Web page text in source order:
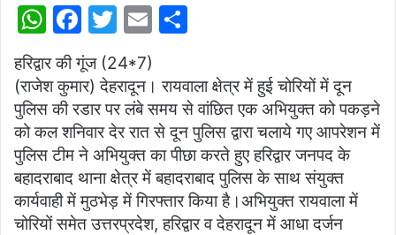
W
at
s
A
p
p
F
a
c
e
b
o
o
k
T
itt
er
E
ai
l
ar
e
हरिद्वार की गूंज (24*7)
(राजेश कुमार) देहरादून। रायवाला क्षेत्र में हुई चोरियों में दून
पुलिस की रडार पर लंबे समय से वांछित एक अभियुक्त को पकड़ने
को कल शनिवार देर रात से दून पुलिस द्वारा चलाये गए आपरेशन में
पुलिस टीम ने अभियुक्त का पीछा करते हुए हरिद्वार जनपद के
बहादराबाद थाना क्षेत्र में बहादराबाद पुलिस के साथ संयुक्त
कार्यवाही में मुठभेड़ में गिरफ्तार किया है।अभियुक्त रायवाला में
चोरियों समेत उत्तरप्रदेश, हरिद्वार व देहरादून में आधा दर्जन